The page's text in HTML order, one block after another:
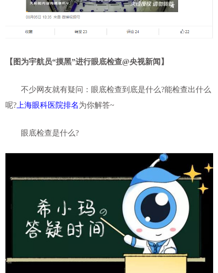
【 图为宇航员“摸黑”进行眼底检查@央视新闻 】
不少网友就有疑问：眼底检查到底是什么?能检查出什么
呢?上海眼科医院排名为你解答~
眼底检查是什么?